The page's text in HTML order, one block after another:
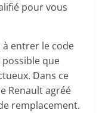
pour vous
à entrer le code
possible que
Dans ce
Renault agréé
remplacement.